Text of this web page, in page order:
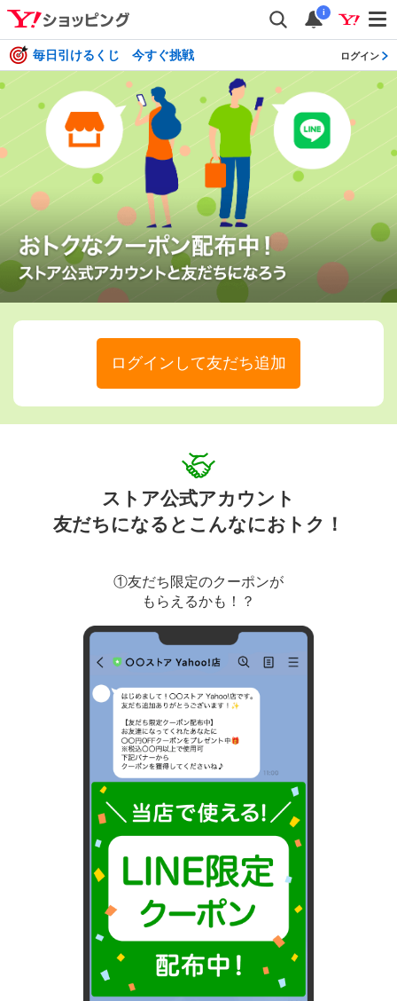
i
毎日引けるくじ 今すぐ挑戦 ログイン
ログインして友だち追加
ストア公式アカウント
友だちになるとこんなにおトク！
①友だち限定のクーポンが
もらえるかも！？